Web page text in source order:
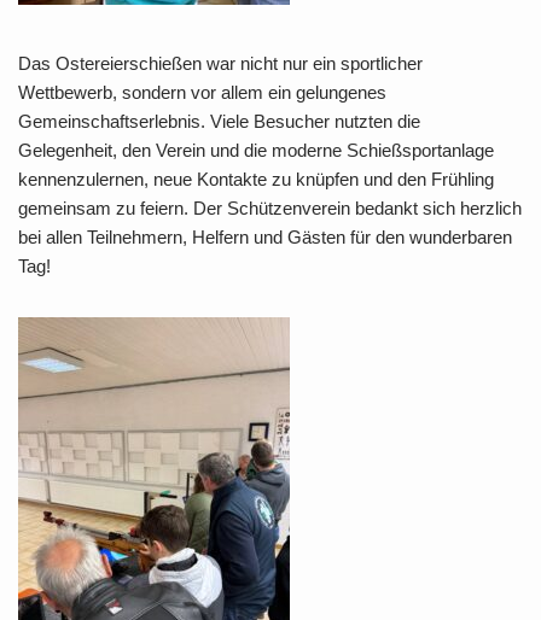
Das Ostereierschießen war nicht nur ein sportlicher
Wettbewerb, sondern vor allem ein gelungenes
Gemeinschaftserlebnis. Viele Besucher nutzten die
Gelegenheit, den Verein und die moderne Schießsportanlage
kennenzulernen, neue Kontakte zu knüpfen und den Frühling
gemeinsam zu feiern. Der Schützenverein bedankt sich herzlich
bei allen Teilnehmern, Helfern und Gästen für den wunderbaren
Tag!